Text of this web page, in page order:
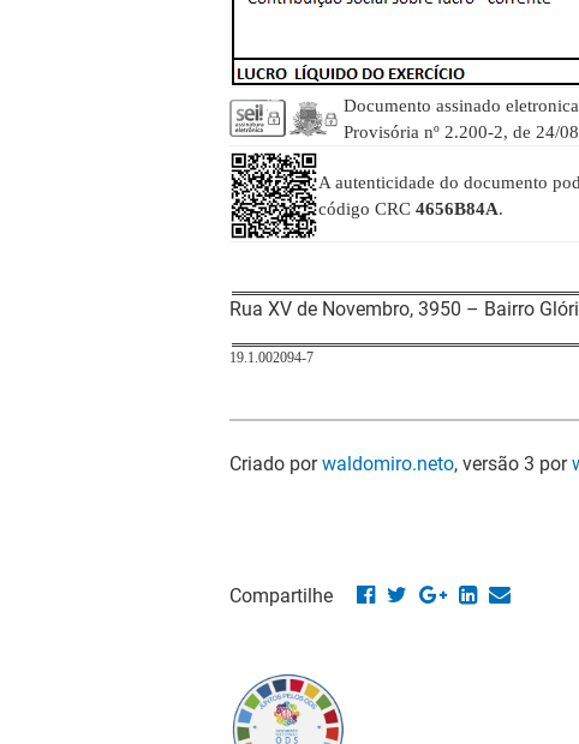
Documento assinado
Provisória nº 2.200-2, de 24/
A autenticidade do documento
código CRC 4656B84A.
Rua XV de Novembro, 3950 – Bairro
19.1.002094-7
Criado porwaldomiro.neto, versão 3 por
Compartilhe